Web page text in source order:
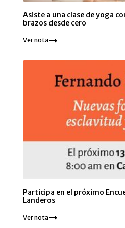
Asiste a una clase de yoga
brazos desde cero
Ver nota
Participa en el próximo
Landeros
Ver nota